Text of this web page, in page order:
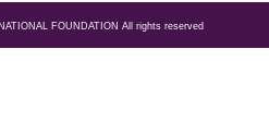
FOUNDATION All rights reserved